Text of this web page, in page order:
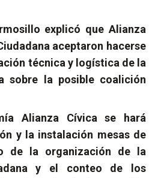
explicó que Alianza
aceptaron hacerse
técnica y logística de la
sobre la posible coalición
Alianza Cívica se hará
y la instalación mesas de
de la organización de la
y el conteo de los